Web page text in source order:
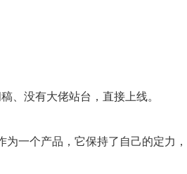
、没有大佬站台，直接上线。
为一个产品，它保持了自己的定力